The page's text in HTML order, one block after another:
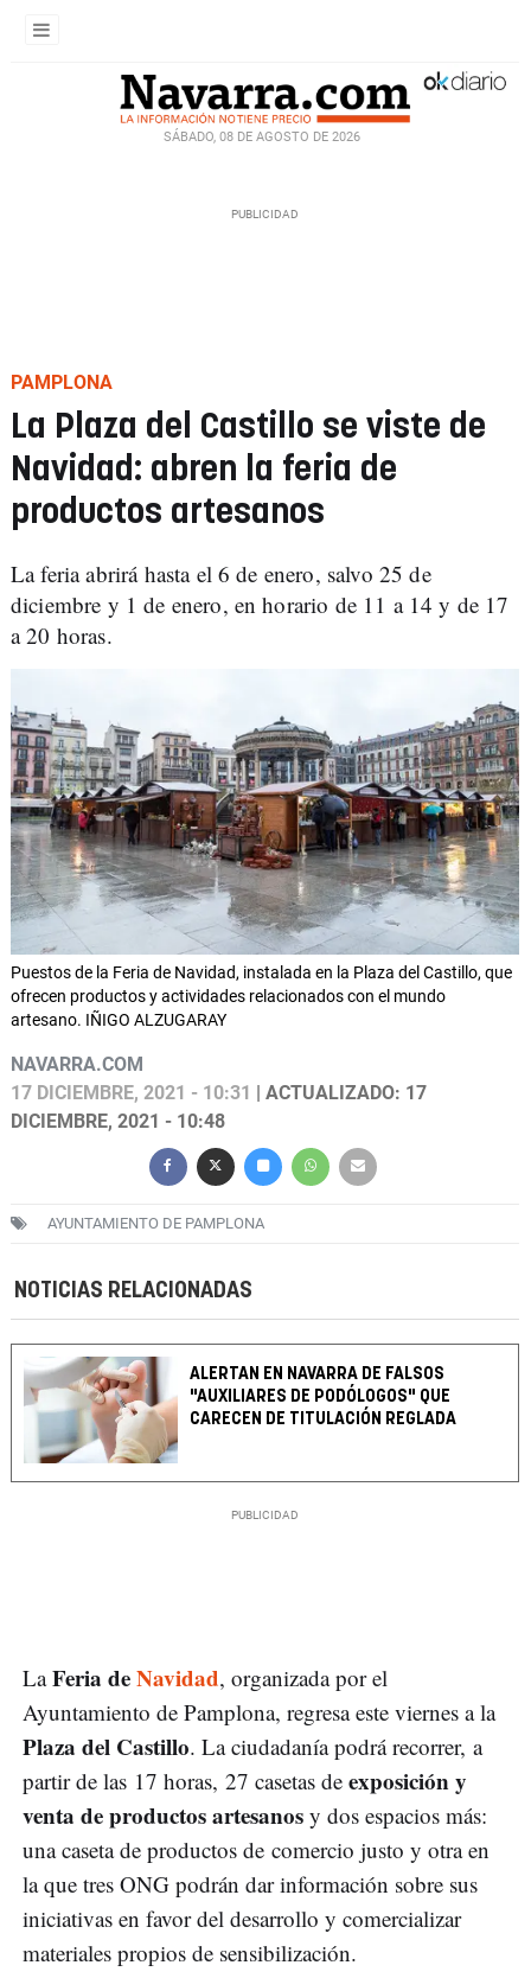
SÁBADO, 08 DE AGOSTO DE 2026
PAMPLONA
La Plaza del Castillo se viste de
Navidad: abren la feria de
productos artesanos
La feria abrirá hasta el 6 de enero, salvo 25 de
diciembre y 1 de enero, en horario de 11 a 14 y de 17
a 20 horas.
Puestos de la Feria de Navidad, instalada en la Plaza del Castillo, que
ofrecen productos y actividades relacionados con el mundo
artesano. IÑIGO ALZUGARAY
NAVARRA.COM
17 DICIEMBRE, 2021 - 10:31
| ACTUALIZADO: 17
DICIEMBRE, 2021 - 10:48
AYUNTAMIENTO DE PAMPLONA
NOTICIAS RELACIONADAS
ALERTAN EN NAVARRA DE FALSOS
"AUXILIARES DE PODÓLOGOS" QUE
CARECEN DE TITULACIÓN REGLADA
LaFeria deNavidad, organizada por el
Ayuntamiento de Pamplona, regresa este viernes a la
Plaza del Castillo. La ciudadanía podrá recorrer, a
partir de las 17 horas, 27 casetas de exposición y
venta de productos artesanos y dos espacios más:
una caseta de productos de comercio justo y otra en
la que tres ONG podrán dar información sobre sus
iniciativas en favor del desarrollo y comercializar
materiales propios de sensibilización.